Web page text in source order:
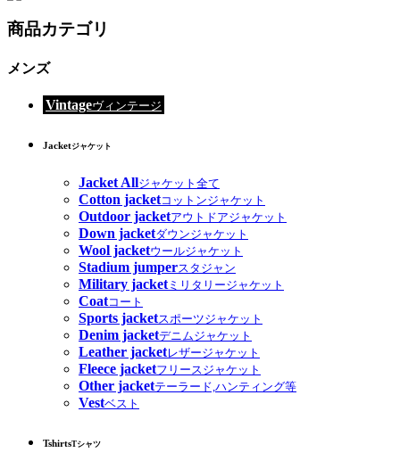
商品カテゴリ
メンズ
Vintageヴィンテージ
Jacketジャケット
Jacket Allジャケット全て
Cotton jacketコットンジャケット
Outdoor jacketアウトドアジャケット
Down jacketダウンジャケット
Wool jacketウールジャケット
Stadium jumperスタジャン
Military jacketミリタリージャケット
Coatコート
Sports jacketスポーツジャケット
Denim jacketデニムジャケット
Leather jacketレザージャケット
Fleece jacketフリースジャケット
Other jacketテーラード,ハンティング等
Vestベスト
TshirtsTシャツ